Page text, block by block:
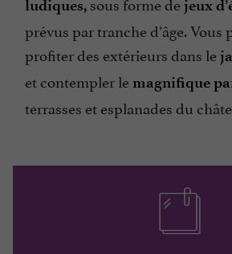
ludiques,
jeux
prévus par tranche d’âge. Vous
profiter des extérieurs dans le
et contempler le magnifique
terrasses et esplanades du